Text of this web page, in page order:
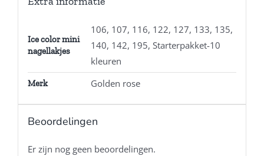
Ice color mini
nagellakjes
106, 107, 116, 122, 127, 133, 135,
140, 142, 195, Starterpakket-10
kleuren
Merk Golden rose
Beoordelingen
Er zijn nog geen beoordelingen.